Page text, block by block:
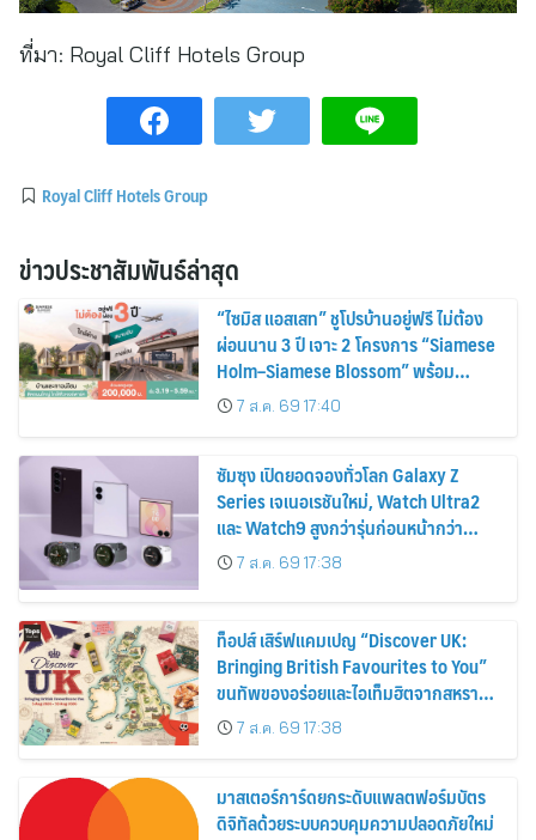
ที่มา: Royal Cliff Hotels Group
Royal Cliff Hotels Group
ข่าวประชาสัมพันธ์ล่าสุด
“ไซมิส แอสเสท” ชูโปรบ้านอยู่ฟรี ไม่ต้อง
ผ่อนนาน 3 ปี เจาะ 2 โครงการ “Siamese
Holm–Siamese Blossom” พร้อม
ส่วนลดและสิทธิพิเศษถึง 31 สิงหาคม
2569
7 ส.ค. 69 17:40
ซัมซุง เปิดยอดจองทั่วโลก Galaxy Z
Series เจเนอเรชันใหม่, Watch Ultra2
และ Watch9 สูงกว่ารุ่นก่อนหน้ากว่า
30%7 ส.ค. 69 17:38
ท็อปส์ เสิร์ฟแคมเปญ “Discover UK:
Bringing British Favourites to You”
ขนทัพของอร่อยและไอเท็มฮิตจากสหราช
อาณาจักร ส่งตรงถึงมือตั้งแต่วันนี้ – 18
สิงหาคมนี้
7 ส.ค. 69 17:38
มาสเตอร์การ์ดยกระดับแพลตฟอร์มบัตร
ดิจิทัลด้วยระบบควบคุมความปลอดภัยใหม่